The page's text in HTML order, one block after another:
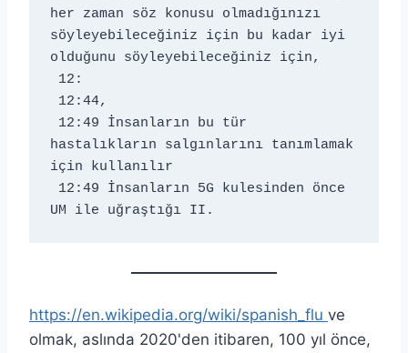
her zaman söz konusu olmadığınızı
söyleyebileceğiniz için bu kadar iyi
olduğunu söyleyebileceğiniz için,
12:
12:44,
hastalıkların salgınlarını tanımlamak
için kullanılır
UM ile uğraştığı II.
https://en.wikipedia.org/wiki/spanish_flu ve
olmak, aslında 2020'den itibaren, 100 yıl önce,